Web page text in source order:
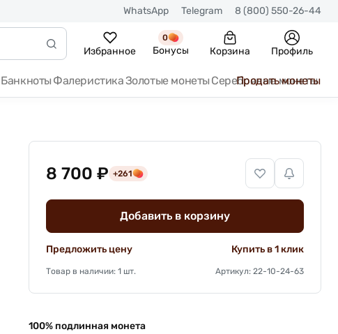
WhatsApp Telegram 8 (800) 550-26-44
Избранное
0
Бонусы Корзина Профиль
Банкноты ФалеристикаЗолотые монеты Серебряные монеты
Продать монеты
8 700 ₽ +261
Добавить в корзину
Предложить цену Купить в 1 клик
Товар в наличии: 1 шт. Артикул: 22-10-24-63
100% подлинная монета